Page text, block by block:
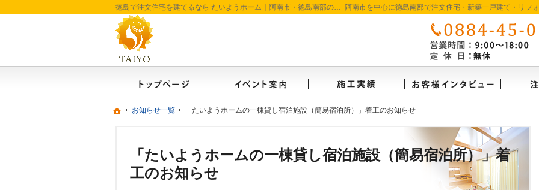
ホーム
お知らせ一覧 「たいようホームの一棟貸し宿泊施設（簡易宿泊所）」着工のお知らせ
「たいようホームの一棟貸し宿泊施設（簡易宿泊所）」着
工のお知らせ
徳島で注文住宅を建てるなら たいようホーム｜阿南市・徳島南部の地域密着工務店
ホーム
お知らせ一覧 「たいようホームの一棟貸し宿泊施設（簡易宿泊所）」着工のお知らせ